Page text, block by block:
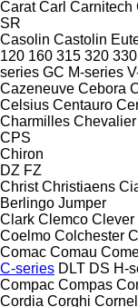
Carat Carl Carnitech
SR
Casolin Castolin
120 160 315 320 330
series GC M-series
Cazeneuve Cebora
Celsius Centauro
Charmilles Chevalier
CPS
Chiron
DZ FZ
Christ Christiaens
Berlingo Jumper
Clark Clemco Clever
Coelmo Colchester
Comac Comau
C-series DLT DS H-
Compac Compas
Cordia Corghi Cornell